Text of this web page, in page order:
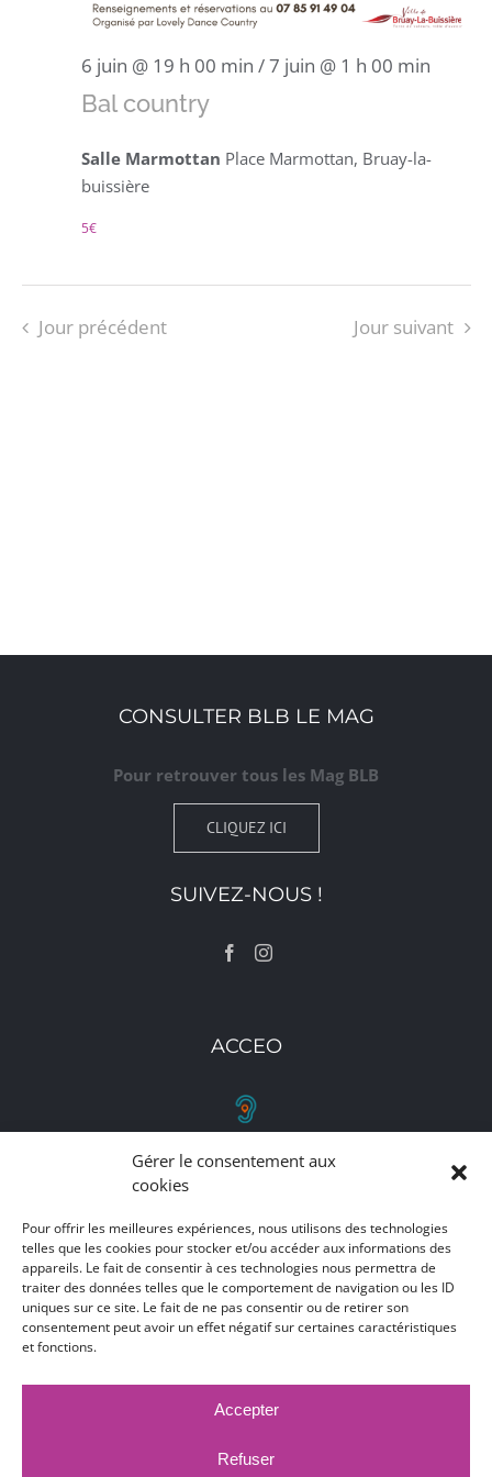
Gérer le consentement aux
cookies
Pour offrir les meilleures expériences, nous utilisons des technologies
telles que les cookies pour stocker et/ou accéder aux informations des
appareils. Le fait de consentir à ces technologies nous permettra de
traiter des données telles que le comportement de navigation ou les ID
uniques sur ce site. Le fait de ne pas consentir ou de retirer son
consentement peut avoir un effet négatif sur certaines caractéristiques
et fonctions.
Accepter
Refuser
6 juin @ 19 h 00 min /7 juin @ 1 h 00 min
Bal country
Salle Marmottan Place Marmottan, Bruay-la-
buissière
5€
Jour précédent Jour suivant
CONSULTER BLB LE MAG
Pour retrouver tous les Mag BLB
CLIQUEZ ICI
SUIVEZ-NOUS !
ACCEO
RETROUVEZ-NOUS
Toutes nos adresses, coordonnées et horaires
d'ouverture
CLIQUEZ ICI
PUBLICATIONS LÉGALES